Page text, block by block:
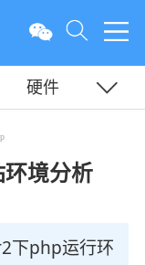
硬件
境分析
下php运行环